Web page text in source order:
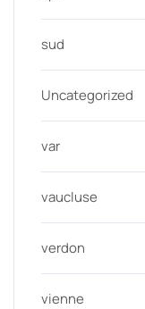
sud
Uncategorized
var
vaucluse
verdon
vienne